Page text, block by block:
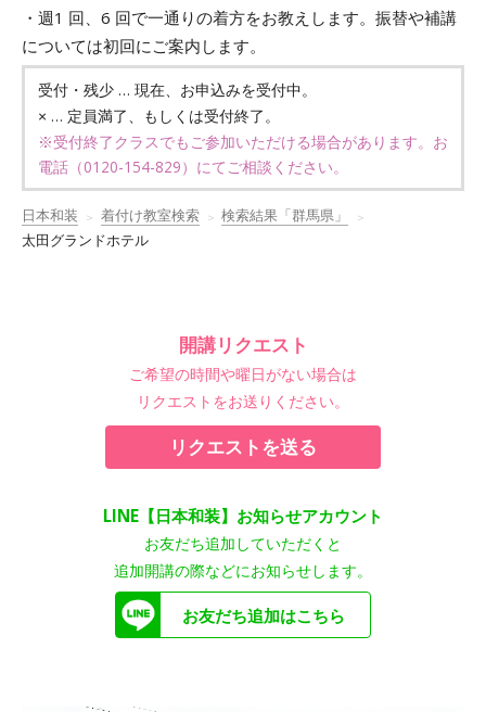
・週1 回、6 回で一通りの着方をお教えします。振替や補講
については初回にご案内します。
受付・残少 … 現在、お申込みを受付中。
× … 定員満了、もしくは受付終了。
※受付終了クラスでもご参加いただける場合があります。お
電話（0120-154-829）にてご相談ください。
日本和装 着付け教室検索
検索結果「群馬県」
太田グランドホテル
開講リクエスト
ご希望の時間や曜日がない場合は
リクエストをお送りください。
リクエストを送る
LINE【日本和装】お知らせアカウント
お友だち追加していただくと
追加開講の際などにお知らせします。
お友だち追加はこちら